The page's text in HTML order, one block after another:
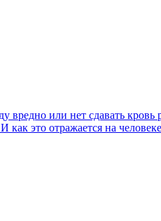
вредно или нет сдавать кровь
это отражается на